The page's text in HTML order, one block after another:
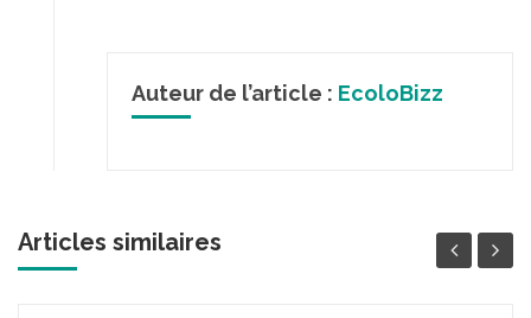
Auteur de l’article : EcoloBizz
Articles similaires